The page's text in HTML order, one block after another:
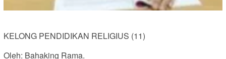
KELONG PENDIDIKAN RELIGIUS (11)
Oleh: Bahaking Rama.